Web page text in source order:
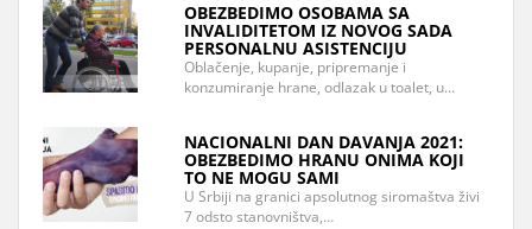
OBEZBEDIMO OSOBAMA SA
INVALIDITETOM IZ NOVOG SADA
PERSONALNU ASISTENCIJU
Oblačenje, kupanje, pripremanje i
konzumiranje hrane, odlazak u toalet, u…
NACIONALNI DAN DAVANJA 2021:
OBEZBEDIMO HRANU ONIMA KOJI
TO NE MOGU SAMI
U Srbiji na granici apsolutnog siromaštva živi
7 odsto stanovništva,…